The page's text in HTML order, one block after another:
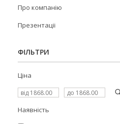
Про компанію
Презентаціі
ФІЛЬТРИ
Ціна
Наявність